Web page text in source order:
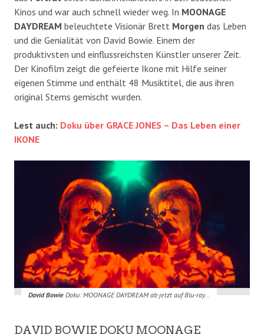
Kinos und war auch schnell wieder weg. In MOONAGE
DAYDREAM beleuchtete Visionär Brett Morgen das Leben
und die Genialität von David Bowie. Einem der
produktivsten und einflussreichsten Künstler unserer Zeit.
Der Kinofilm zeigt die gefeierte Ikone mit Hilfe seiner
eigenen Stimme und enthält 48 Musiktitel, die aus ihren
original Stems gemischt wurden.
Lest auch: Doku über GRACE JONES – Das Leben einer
IKONE
David BowieDoku: MOONAGE DAYDREAM ab jetzt auf Blu-ray…
DAVID BOWIE DOKU MOONAGE